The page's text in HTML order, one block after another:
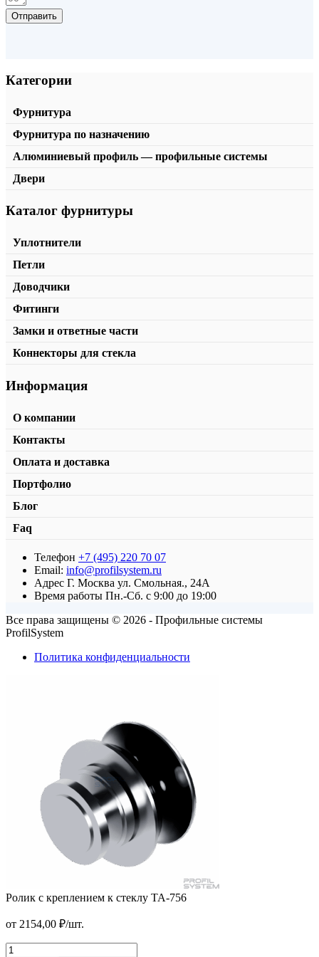
Штанга TA-757
от635,00₽/пог.м.
Профиль опорный TA-758
2220,00₽ /пог.м. В корзину
Угловая накладка TA-762
от610,00₽/шт. В корзину
Отправить
Категории
Фурнитура
Фурнитура по назначению
Алюминиевый профиль — профильные системы
Двери
Каталог фурнитуры
Уплотнители
Петли
Доводчики
Фитинги
Замки и ответные части
Коннекторы для стекла
Информация
О компании
Контакты
Оплата и доставка
Портфолио
Блог
Faq
Телефон +7 (495) 220 70 07
Email: info@profilsystem.ru
Адрес Г. Москва ул. Смольная., 24А
Время работы Пн.-Сб. с 9:00 до 19:00
Все права защищены © 2026 - Профильные системы
ProfilSystem
Политика конфиденциальности
Ролик с креплением к стеклу TA-756
от 2154,00 ₽/шт.
Ролик